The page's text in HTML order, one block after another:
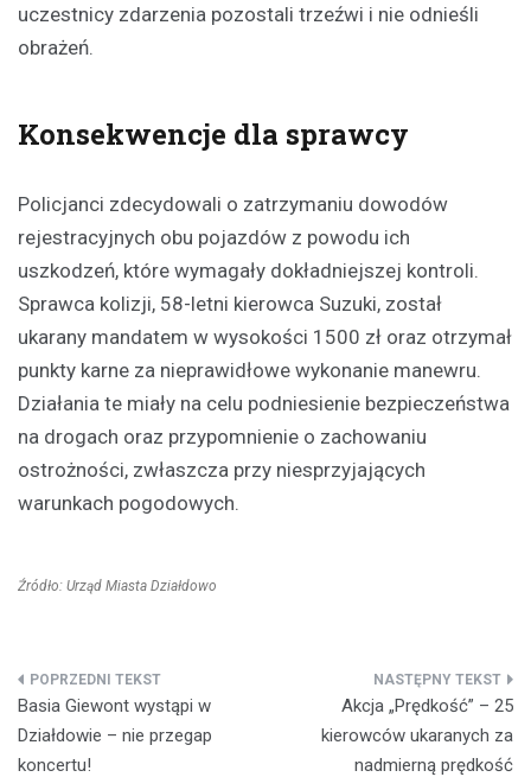
uczestnicy zdarzenia pozostali trzeźwi i nie odnieśli
obrażeń.
Konsekwencje dla sprawcy
Policjanci zdecydowali o zatrzymaniu dowodów
rejestracyjnych obu pojazdów z powodu ich
uszkodzeń, które wymagały dokładniejszej kontroli.
Sprawca kolizji, 58-letni kierowca Suzuki, został
ukarany mandatem w wysokości 1500 zł oraz otrzymał
punkty karne za nieprawidłowe wykonanie manewru.
Działania te miały na celu podniesienie bezpieczeństwa
na drogach oraz przypomnienie o zachowaniu
ostrożności, zwłaszcza przy niesprzyjających
warunkach pogodowych.
Źródło: Urząd Miasta Działdowo
Nawigacja
wpisu
Basia Giewont wystąpi w
Działdowie – nie przegap
koncertu!
Akcja „Prędkość” – 25
kierowców ukaranych za
nadmierną prędkość